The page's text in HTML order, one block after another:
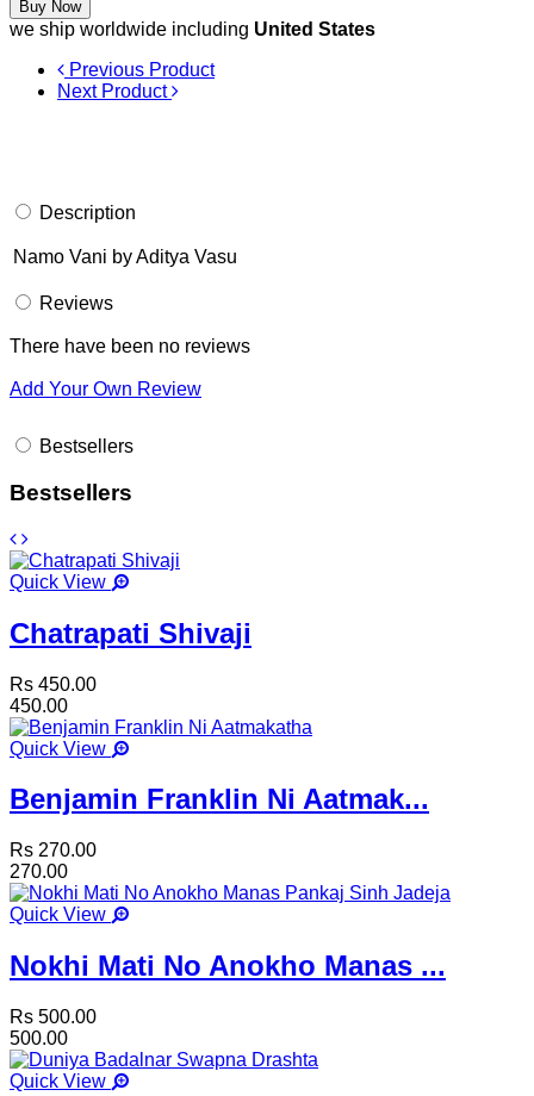
Buy Now
we ship worldwide including United States
Previous Product
Next Product
Description
Namo Vani by Aditya Vasu
Reviews
There have been no reviews
Add Your Own Review
Bestsellers
Bestsellers
Quick View
Chatrapati Shivaji
Rs 450.00
450.00
Quick View
Benjamin Franklin Ni Aatmak...
Rs 270.00
270.00
Quick View
Nokhi Mati No Anokho Manas ...
Rs 500.00
500.00
Quick View